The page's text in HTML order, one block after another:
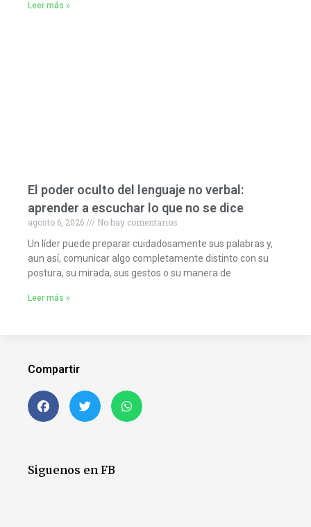
Leer más »
El poder oculto del lenguaje no verbal:
aprender a escuchar lo que no se dice
agosto 6, 2026
No hay comentarios
Un líder puede preparar cuidadosamente sus palabras y,
aun así, comunicar algo completamente distinto con su
postura, su mirada, sus gestos o su manera de
Leer más »
Compartir
Siguenos en FB